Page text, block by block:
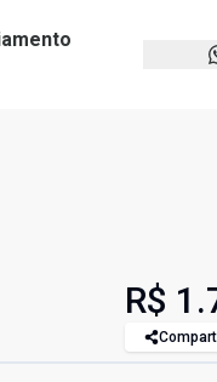
R$